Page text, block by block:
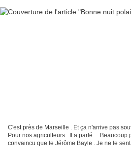
C'est près de Marseille . Et ça n'arrive pas
Pour nos agriculteurs . Il a parlé ... Beaucoup
convaincu que le Jérôme Bayle . Je ne le